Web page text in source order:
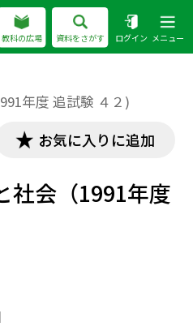
教科の広場 資料をさがす ログイン メニュー
年度 追試験 ４２)
お気に入りに追加
会（1991年度